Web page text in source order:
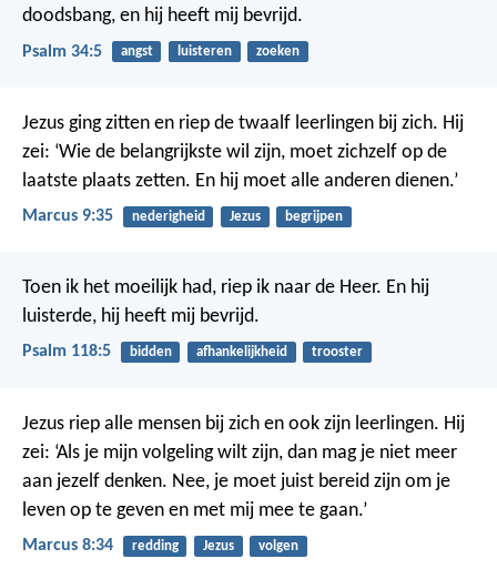
doodsbang, en hij heeft mij bevrijd.
Psalm 34:5 angst luisteren zoeken
Jezus ging zitten en riep de twaalf leerlingen bij zich. Hij
zei: ‘Wie de belangrijkste wil zijn, moet zichzelf op de
laatste plaats zetten. En hij moet alle anderen dienen.’
Marcus 9:35 nederigheid Jezus begrijpen
Toen ik het moeilijk had, riep ik naar de Heer. En hij
luisterde, hij heeft mij bevrijd.
Psalm 118:5 bidden afhankelijkheid trooster
Jezus riep alle mensen bij zich en ook zijn leerlingen. Hij
zei: ‘Als je mijn volgeling wilt zijn, dan mag je niet meer
aan jezelf denken. Nee, je moet juist bereid zijn om je
leven op te geven en met mij mee te gaan.’
Marcus 8:34 redding Jezus volgen